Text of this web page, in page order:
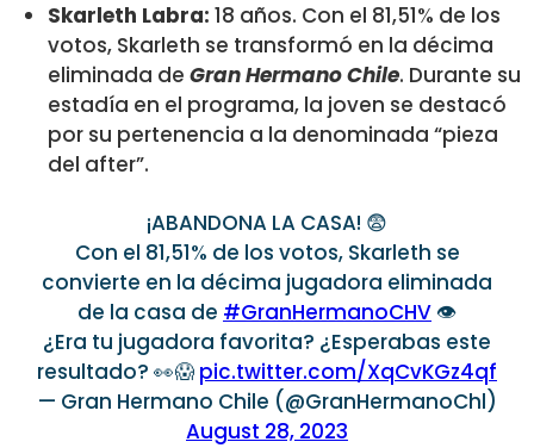
Skarleth Labra: 18 años. Con el 81,51% de los
votos, Skarleth se transformó en la décima
eliminada de Gran Hermano Chile. Durante su
estadía en el programa, la joven se destacó
por su pertenencia a la denominada “pieza
del after”.
¡ABANDONA LA CASA! 😨
Con el 81,51% de los votos, Skarleth se
convierte en la décima jugadora eliminada
de la casa de #GranHermanoCHV 👁️
¿Era tu jugadora favorita? ¿Esperabas este
resultado? 👀😱 pic.twitter.com/XqCvKGz4qf
— Gran Hermano Chile (@GranHermanoChl)
August 28, 2023